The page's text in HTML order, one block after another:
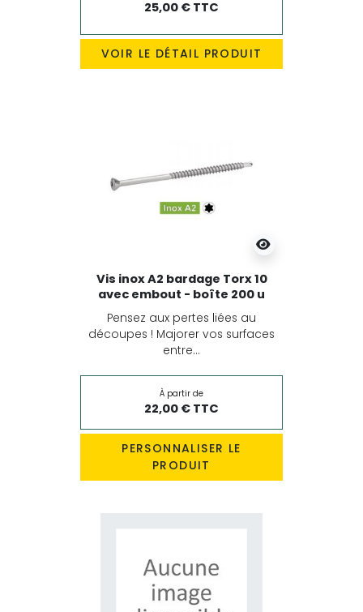
25,00 € TTC
VOIR LE DÉTAIL PRODUIT
Vis inox A2 bardage Torx 10
avec embout - boîte 200 u
Pensez aux pertes liées au
découpes ! Majorer vos surfaces
entre...
À partir de
22,00 € TTC
PERSONNALISER LE
PRODUIT